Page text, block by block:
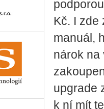
Kč. I zde
manuál,
nárok na
upgrade
k ní mít